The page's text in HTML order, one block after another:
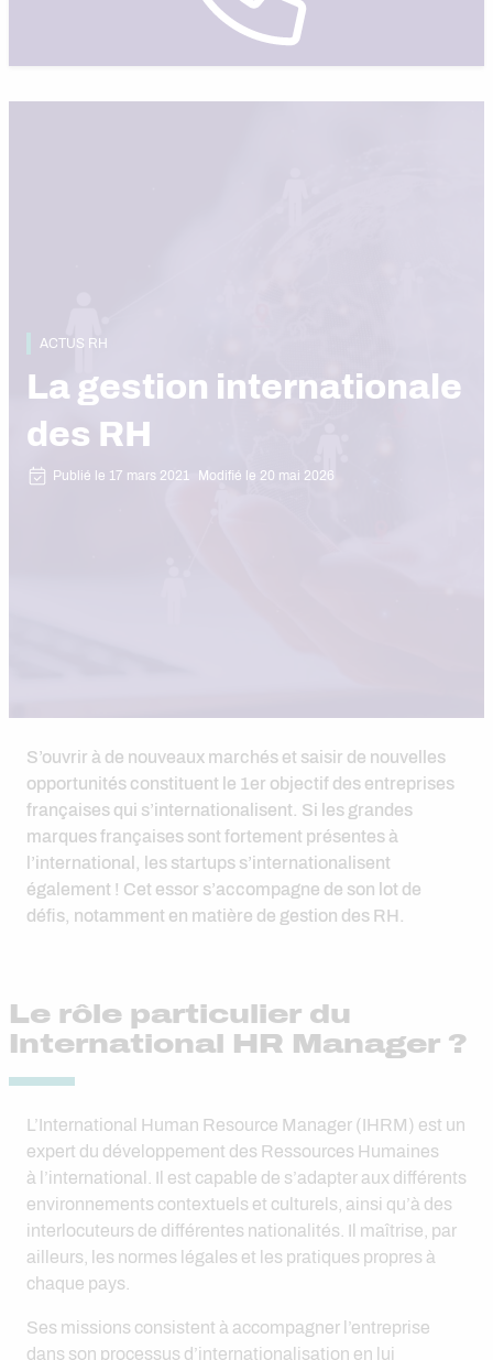
ACTUS RH
La gestion internationale
des RH
Publié le 17 mars 2021 Modifié le 20 mai 2026
S’ouvrir à de nouveaux marchés et saisir de nouvelles
opportunités constituent le 1er objectif des entreprises
françaises qui s’internationalisent. Si les grandes
marques françaises sont fortement présentes à
l’international, les startups s’internationalisent
également ! Cet essor s’accompagne de son lot de
défis, notamment en matière de gestion des RH.
Le rôle particulier du
International HR Manager ?
L’International Human Resource Manager (IHRM) est un
expert du développement des Ressources Humaines
à l’international. Il est capable de s’adapter aux différents
environnements contextuels et culturels, ainsi qu’à des
interlocuteurs de différentes nationalités. Il maîtrise, par
ailleurs, les normes légales et les pratiques propres à
chaque pays.
Ses missions consistent à accompagner l’entreprise
dans son processus d’internationalisation en lui